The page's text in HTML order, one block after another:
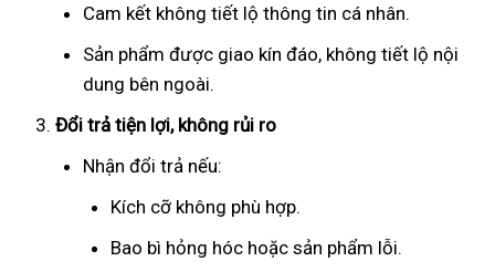
Cam kết không tiết lộ thông tin cá nhân.
Sản phẩm được giao kín đáo, không tiết lộ nội
dung bên ngoài.
Đổi trả tiện lợi, không rủi ro
Nhận đổi trả nếu:
Kích cỡ không phù hợp.
Bao bì hỏng hóc hoặc sản phẩm lỗi.